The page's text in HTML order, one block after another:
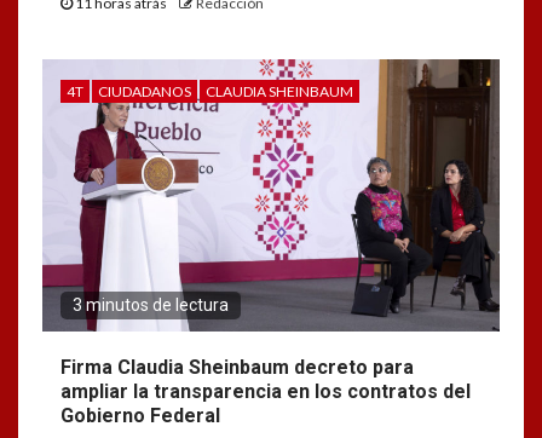
4T CIUDADANOS CLAUDIA SHEINBAUM
3 minutos de lectura
Firma Claudia Sheinbaum decreto para
ampliar la transparencia en los contratos del
Gobierno Federal